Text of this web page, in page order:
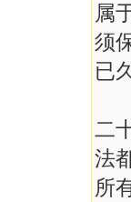
属
须
已
二
法
所